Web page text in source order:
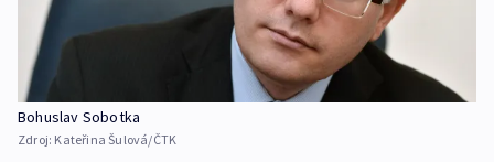
Bohuslav Sobotka
Zdroj: Kateřina Šulová/ČTK